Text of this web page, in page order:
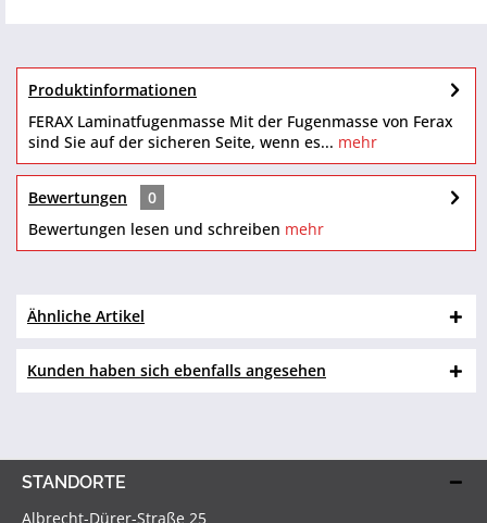
Produktinformationen
FERAX Laminatfugenmasse Mit der Fugenmasse von Ferax
sind Sie auf der sicheren Seite, wenn es... mehr
Bewertungen
0
Bewertungen lesen und schreiben mehr
Ähnliche Artikel
Kunden haben sich ebenfalls angesehen
STANDORTE
Albrecht-Dürer-Straße 25